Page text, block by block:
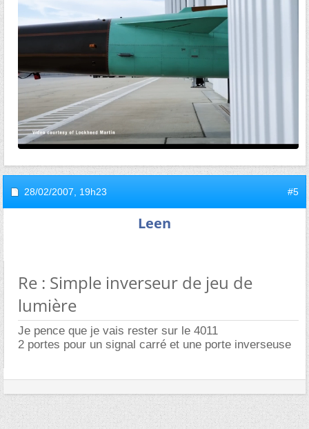
28/02/2007, 19h23 #5
Leen
Re : Simple inverseur de jeu de
lumière
Je pence que je vais rester sur le 4011
2 portes pour un signal carré et une porte inverseuse